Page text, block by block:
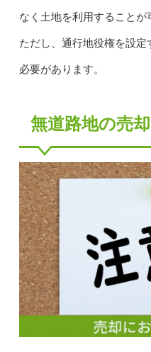
なく土地を利用することが
ただし、通行地役権を設定
必要があります。
無道路地の売